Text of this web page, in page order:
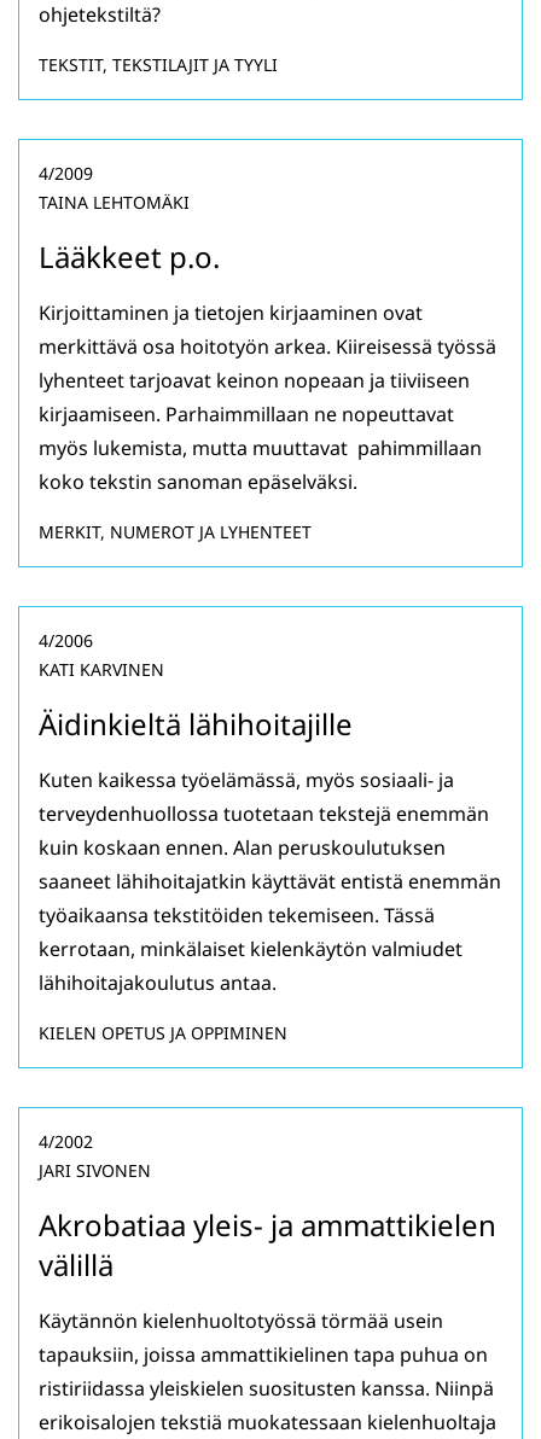
ohjetekstiltä?
TEKSTIT, TEKSTILAJIT JA TYYLI
Lääkkeet p.o.
4/2009
TAINA LEHTOMÄKI
Kirjoittaminen ja tietojen kirjaaminen ovat
merkittävä osa hoitotyön arkea. Kiireisessä työssä
lyhenteet tarjoavat keinon nopeaan ja tiiviiseen
kirjaamiseen. Parhaimmillaan ne nopeuttavat
myös lukemista, mutta muuttavat pahimmillaan
koko tekstin sanoman epäselväksi.
MERKIT, NUMEROT JA LYHENTEET
Äidinkieltä lähihoitajille
4/2006
KATI KARVINEN
Kuten kaikessa työelämässä, myös sosiaali- ja
terveydenhuollossa tuotetaan tekstejä enemmän
kuin koskaan ennen. Alan peruskoulutuksen
saaneet lähihoitajatkin käyttävät entistä enemmän
työaikaansa tekstitöiden tekemiseen. Tässä
kerrotaan, minkälaiset kielenkäytön valmiudet
lähihoitajakoulutus antaa.
KIELEN OPETUS JA OPPIMINEN
Akrobatiaa yleis- ja ammattikielen
välillä
4/2002
JARI SIVONEN
Käytännön kielenhuoltotyössä törmää usein
tapauksiin, joissa ammattikielinen tapa puhua on
ristiriidassa yleiskielen suositusten kanssa. Niinpä
erikoisalojen tekstiä muokatessaan kielenhuoltaja